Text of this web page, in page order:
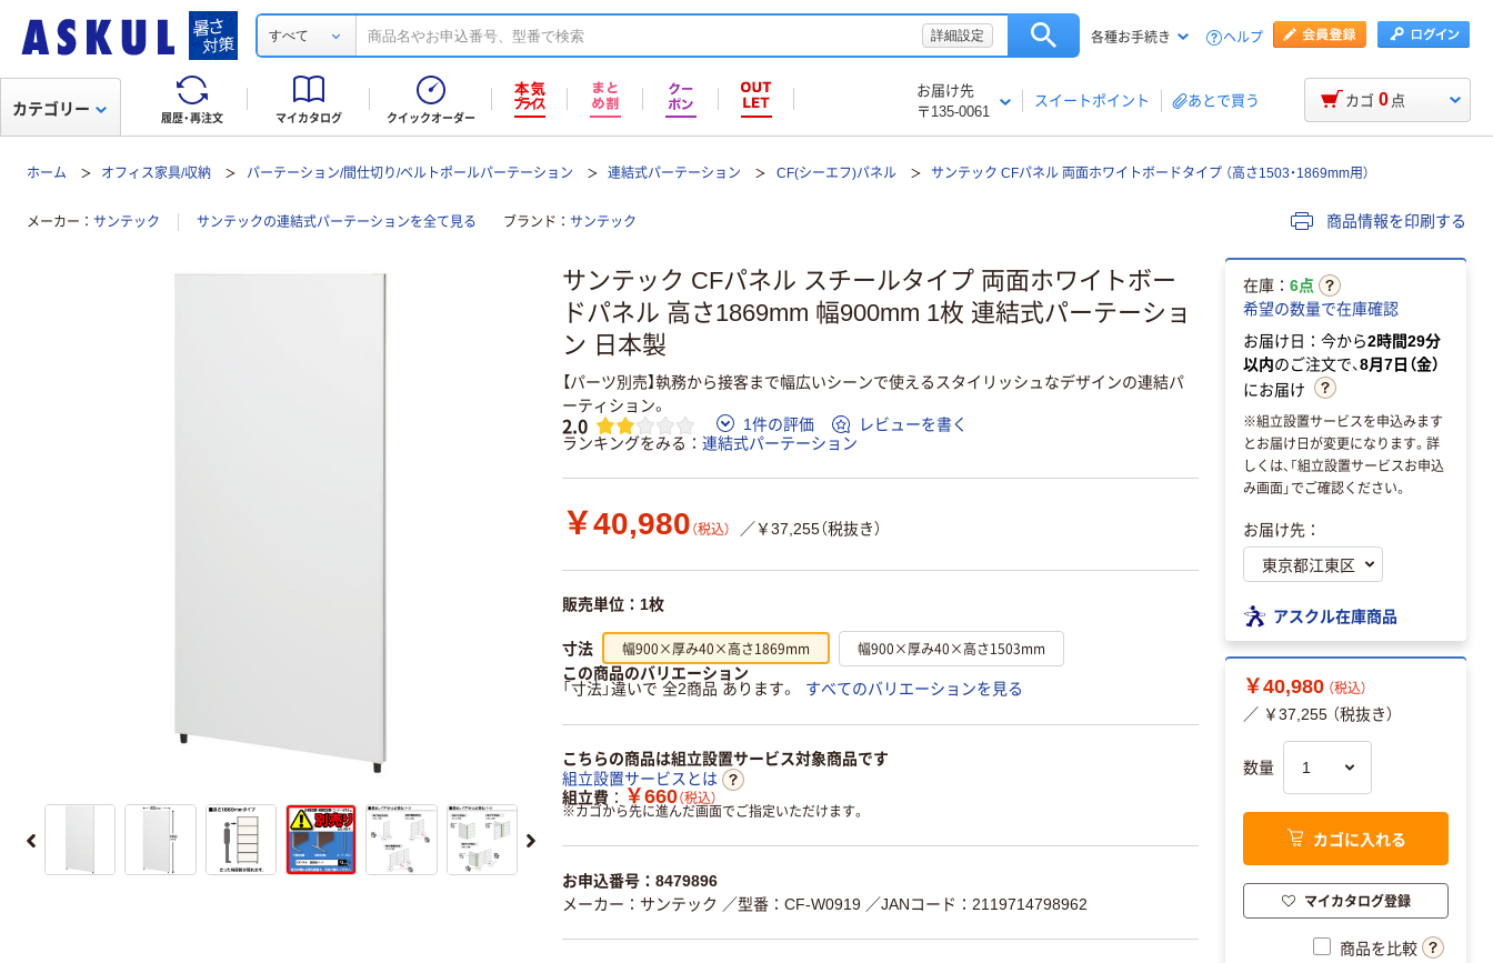
すべて 詳細設定 各種お手続き ヘルプ
履歴・再注文 マイカタログ クイックオーダー
お届け先
〒135-0061
スイートポイント あとで買う
カテゴリー カゴ 0 点
ホーム オフィス家具/収納 パーテーション/間仕切り/ベルトポールパーテーション 連結式パーテーション CF(シーエフ)パネル サンテック CFパネル 両面ホワイトボードタイプ （高さ1503・1869mm用）
メーカー サンテック サンテックの連結式パーテーションを全て見る ブランド サンテック 商品情報を印刷する
サンテック CFパネル スチールタイプ 両面ホワイトボー
ドパネル 高さ1869mm 幅900mm 1枚 連結式パーテーショ
ン 日本製
【パーツ別売】執務から接客まで幅広いシーンで使えるスタイリッシュなデザインの連結パ
ーティション。
2.0 1件の評価
レビューを書く
ランキングをみる
連結式パーテーション
￥40,980 （税込） ／￥37,255（税抜き）
販売単位：1枚
寸法 幅900×厚み40×高さ1869mm 幅900×厚み40×高さ1503mm
この商品のバリエーション
「寸法」違いで 全2商品 あります。
すべてのバリエーションを見る
こちらの商品は組立設置サービス対象商品です
組立設置サービスとは
組立費
￥660（税込）
※カゴから先に進んだ画面でご指定いただけます。
お申込番号：8479896
メーカー：サンテック ／型番：CF-W0919 ／JANコード：2119714798962
在庫： 6点
希望の数量で在庫確認
お届け日：今から2時間29分
以内のご注文で、8月7日（金）
にお届け
※組立設置サービスを申込みます
とお届け日が変更になります。詳
しくは、「組立設置サービスお申込
み画面」でご確認ください。
お届け先：
アスクル在庫商品
￥40,980 （税込）
／ ￥37,255 （税抜き）
数量
カゴに入れる
マイカタログ登録
商品を比較